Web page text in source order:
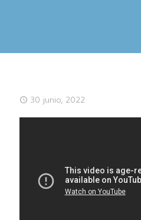
30 junio, 2022